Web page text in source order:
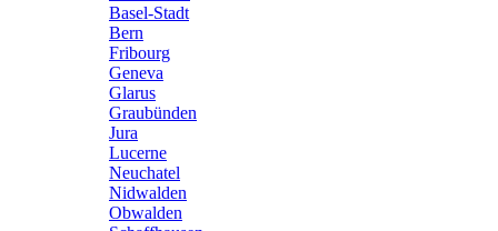
Basel-Stadt
Bern
Fribourg
Geneva
Glarus
Graubünden
Jura
Lucerne
Neuchatel
Nidwalden
Obwalden